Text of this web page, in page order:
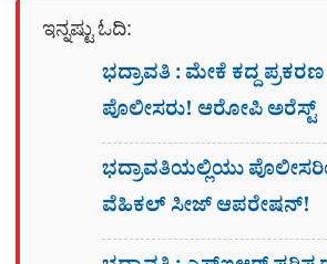
ಇನ್ನಷ್ಟು ಓದಿ:
ಭದ್ರಾವತಿ : ಮೇಕೆ ಕದ್ದ
ಪೊಲೀಸರು! ಆರೋಪಿ ಅರೆಸ್ಟ್​
ಭದ್ರಾವತಿಯಲ್ಲಿಯು
ವೆಹಿಕಲ್ ಸೀಜ್ ಆಪರೇಷನ್!